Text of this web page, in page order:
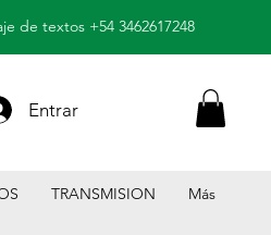
de textos +54 3462617248
Entrar
TRANSMISION Más